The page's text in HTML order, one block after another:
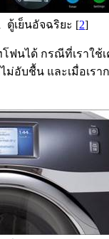
ตู้เย็นอัจฉริยะ [2]
ฟนได้ กรณีที่เราใ
อับชื้น และเมื่อเร